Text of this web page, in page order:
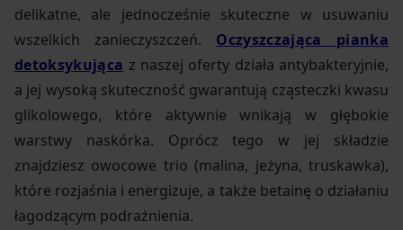
delikatne, ale jednocześnie skuteczne w usuwaniu
wszelkich zanieczyszczeń. Oczyszczająca pianka
detoksykująca z naszej oferty działa antybakteryjnie,
a jej wysoką skuteczność gwarantują cząsteczki kwasu
glikolowego, które aktywnie wnikają w głębokie
warstwy naskórka. Oprócz tego w jej składzie
znajdziesz owocowe trio (malina, jeżyna, truskawka),
które rozjaśnia i energizuje, a także betainę o działaniu
łagodzącym podrażnienia.